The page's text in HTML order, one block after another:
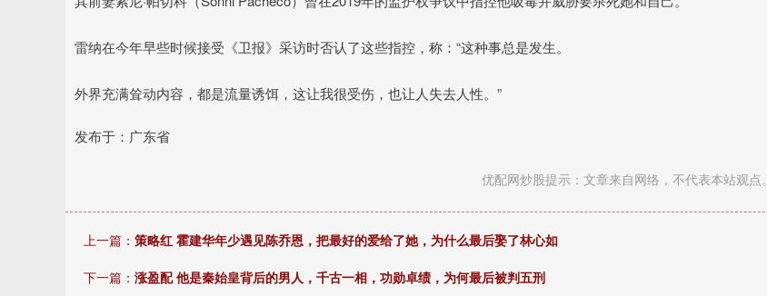
雷纳在今年早些时候接受《卫报》采访时否认了这些指控，称：“这种事总是发生。
外界充满耸动内容，都是流量诱饵，这让我很受伤，也让人失去人性。”
发布于：广东省
优配网炒股提示：文章来自网络，不代表本站观点。
上一篇： 策略红 霍建华年少遇见陈乔恩，把最好的爱给了她，为什么最后娶了林心如
下一篇： 涨盈配 他是秦始皇背后的男人，千古一相，功勋卓绩，为何最后被判五刑